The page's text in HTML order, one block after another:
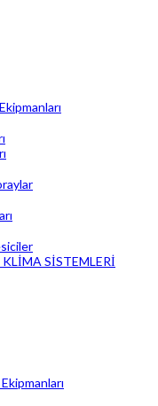
SİSTEMLERİ